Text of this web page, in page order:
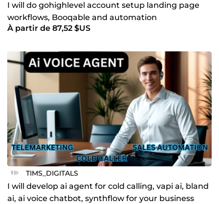
I will do gohighlevel account setup landing page
workflows, Booqable and automation
À partir de 87,52 $US
TIMS_DIGITALS
I will develop ai agent for cold calling, vapi ai, bland
ai, ai voice chatbot, synthflow for your business